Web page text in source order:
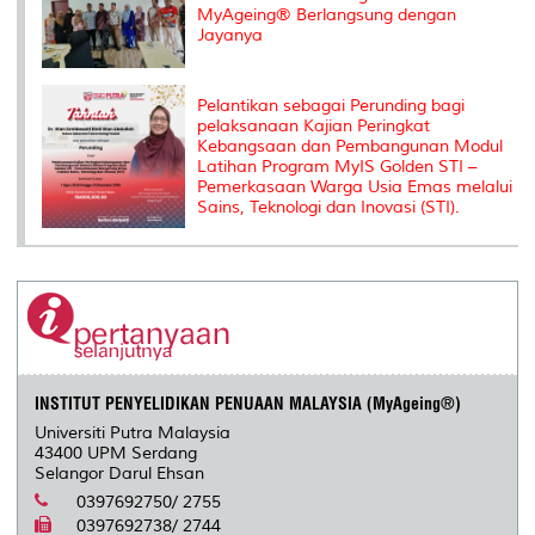
MyAgeing® Berlangsung dengan
Jayanya
Pelantikan sebagai Perunding bagi
pelaksanaan Kajian Peringkat
Kebangsaan dan Pembangunan Modul
Latihan Program MyIS Golden STI –
Pemerkasaan Warga Usia Emas melalui
Sains, Teknologi dan Inovasi (STI).
INSTITUT PENYELIDIKAN PENUAAN MALAYSIA (MyAgeing®)
Universiti Putra Malaysia
43400 UPM Serdang
Selangor Darul Ehsan
0397692750/ 2755
0397692738/ 2744